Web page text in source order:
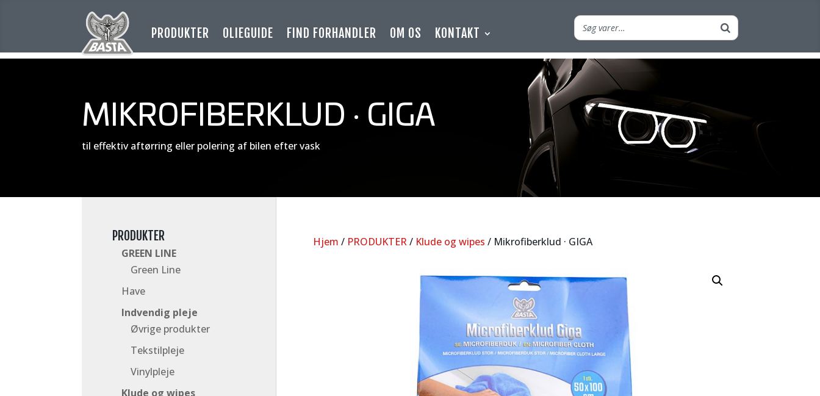
PRODUKTER OLIEGUIDE FIND FORHANDLER OM OS KONTAKT
MIKROFIBERKLUD · GIGA
til effektiv aftørring eller polering af bilen efter vask
PRODUKTER
GREEN LINE
Green Line
Have
Indvendig pleje
Øvrige produkter
Tekstilpleje
Vinylpleje
Klude og wipes
Hjem / PRODUKTER/ Klude og wipes / Mikrofiberklud · GIGA